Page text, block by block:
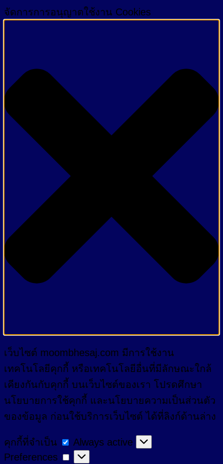
จัดการการอนุญาตใช้งาน Cookies
เว็บไซต์ moombhesaj.com มีการใช้งาน
เทคโนโลยีคุกกี้ หรือเทคโนโลยีอื่นที่มีลักษณะใกล้
เคียงกันกับคุกกี้ บนเว็บไซต์ของเรา โปรดศึกษา
นโยบายการใช้คุกกี้ และนโยบายความเป็นส่วนตัว
ของข้อมูล ก่อนใช้บริการเว็บไซต์ ได้ที่ลิงก์ด้านล่าง
คุกกี้ที่จำเป็น
คุกกี้
ที่
Always active
Preferences
Preferences